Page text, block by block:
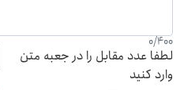
0/400
لطفا عدد مقابل را در جعبه متن
وارد کنید